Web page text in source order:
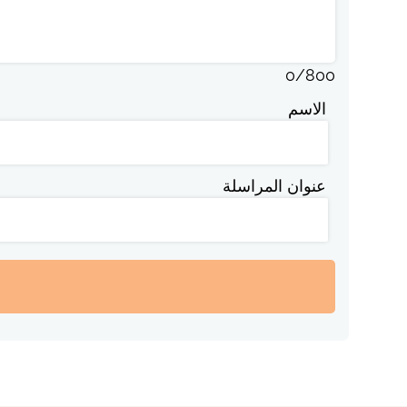
0/800
الاسم
عنوان المراسلة